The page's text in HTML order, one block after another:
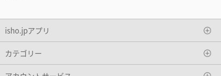
isho.jpアプリ
カテゴリー